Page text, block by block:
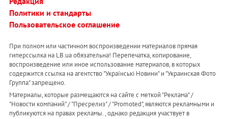
Политики и стандарты
Пользовательское соглашение
При полном или частичном воспроизведении материалов прямая
гиперссылка на LB.ua обязательна! Перепечатка, копирование,
воспроизведение или иное использование материалов, в которых
содержится ссылка на агентство "Українськi Новини" и "Украинская Фото
Группа" запрещено.
Материалы, которые размещаются на сайте с меткой "Реклама" /
"Новости компаний" / "Пресрелиз" / "Promoted", являются рекламными и
публикуются на правах рекламы. , однако редакция участвует в